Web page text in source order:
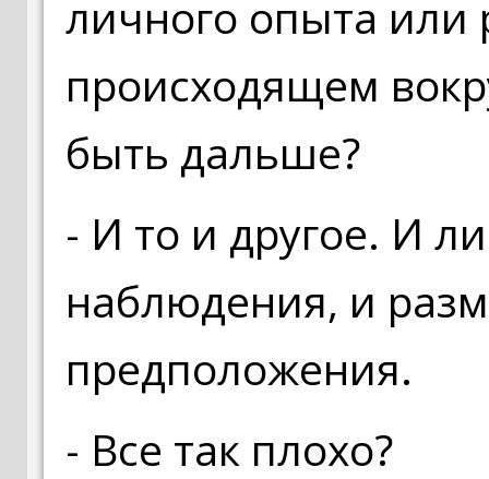
личного опыта
происходящем
быть дальше?
- И то и другое. И
наблюдения, и
предположения.
- Все так плохо?